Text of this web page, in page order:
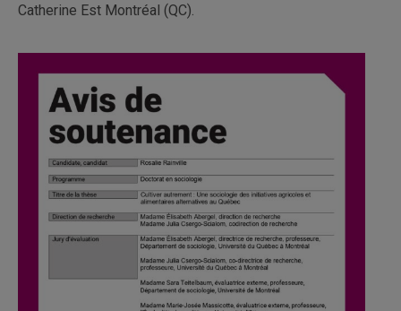
Catherine Est Montréal (QC).